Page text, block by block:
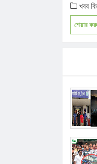
খবর
শেয়ার